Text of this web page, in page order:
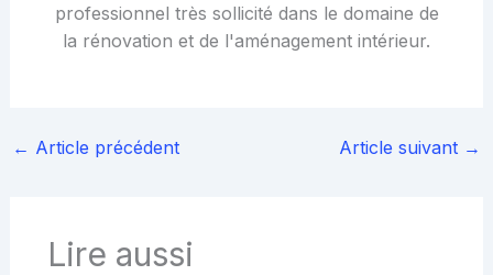
professionnel très sollicité dans le domaine de
la rénovation et de l'aménagement intérieur.
← Article précédent Article suivant →
Lire aussi